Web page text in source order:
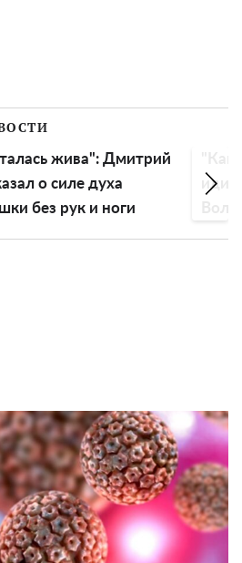
жива": Дмитрий
силе духа
рук и ноги
"Как